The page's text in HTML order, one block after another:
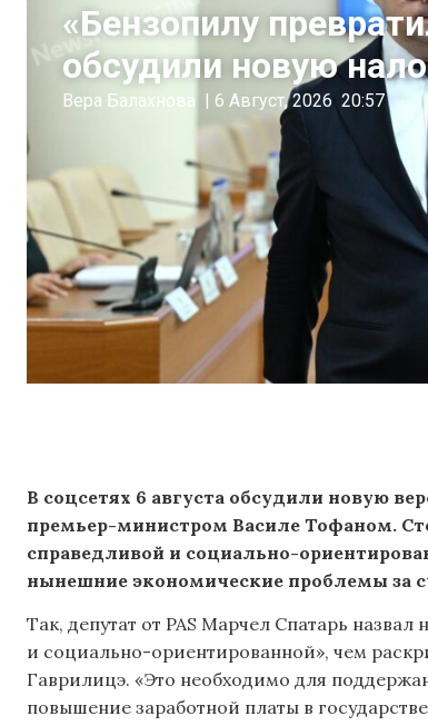
«Бензопилу
обсудили новую
Вера Балахнова | 6 Август, 2026 20:57
В соцсетях 6 августа обсудили новую
премьер-министром Василе Тофаном.
справедливой и социально-
нынешние экономические проблемы за
Так, депутат от PAS Марчел Спатарь
и социально-ориентированной», чем
Гаврилицэ. «Это необходимо для
повышение заработной платы в